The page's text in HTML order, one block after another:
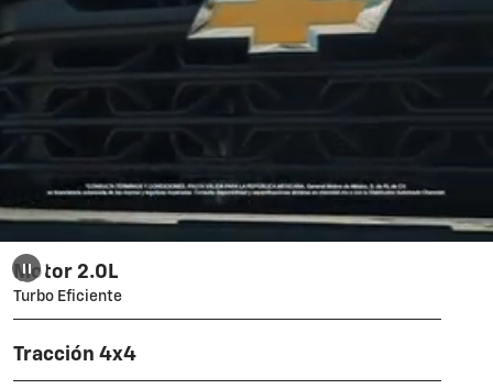
Motor 2.0L
Turbo Eficiente
Tracción 4x4